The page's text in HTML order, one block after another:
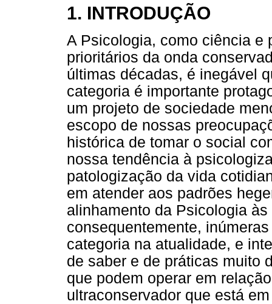
1. INTRODUÇÃO
A Psicologia, como ciência e
prioritários da onda
últimas décadas, é inegável
categoria é importante
um projeto de sociedade
escopo de nossas
histórica de tomar o social
nossa tendência à
patologização da vida
em atender aos padrões
alinhamento da Psicologia
consequentemente,
categoria na atualidade, e
de saber e de práticas muito
que podem operar em
ultraconservador que está